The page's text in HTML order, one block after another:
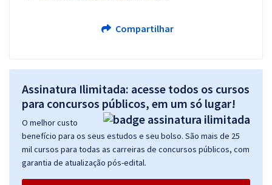
Compartilhar
Assinatura Ilimitada: acesse todos os cursos
para concursos públicos, em um só lugar!
O melhor custo
benefício para os seus estudos e seu bolso. São mais de 25
mil cursos para todas as carreiras de concursos públicos, com
garantia de atualização pós-edital.